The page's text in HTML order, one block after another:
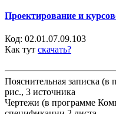
Проектирование и
Код: 02.01.07.09.103
Как тут скачать?
Пояснительная записка (в
рис., 3 источника
Чертежи (в программе